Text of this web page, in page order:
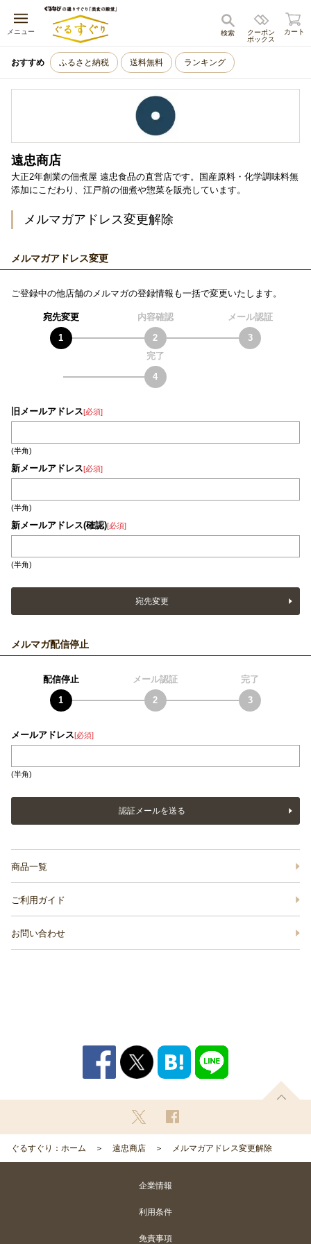
メニュー
キャンセル
クーポン
ボックス
検索 カート
おすすめ ふるさと納税 送料無料 ランキング
遠忠商店
大正2年創業の佃煮屋 遠忠食品の直営店です。国産原料・化学調味料無
添加にこだわり、江戸前の佃煮や惣菜を販売しています。
メルマガアドレス変更解除
メルマガアドレス変更
ご登録中の他店舗のメルマガの登録情報も一括で変更いたします。
宛先変更 内容確認 メール認証
完了
旧メールアドレス[必須]
(半角)
新メールアドレス[必須]
(半角)
新メールアドレス(確認)[必須]
(半角)
宛先変更
メルマガ配信停止
配信停止 メール認証 完了
メールアドレス[必須]
(半角)
認証メールを送る
商品一覧
ご利用ガイド
お問い合わせ
ぐるすぐり：ホーム 遠忠商店 メルマガアドレス変更解除
企業情報
利用条件
免責事項